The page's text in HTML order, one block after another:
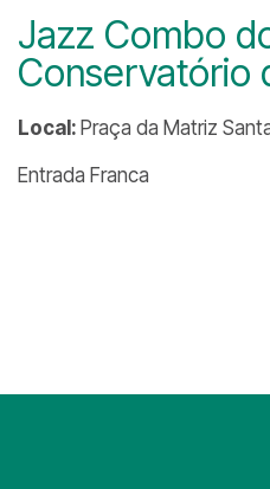
Jazz Combo
Conservatório
Local: Praça da Matriz
Entrada Franca